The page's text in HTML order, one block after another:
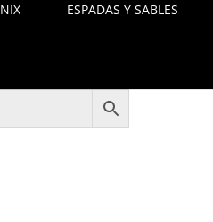
ESPADAS Y SABLES